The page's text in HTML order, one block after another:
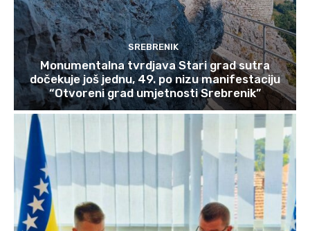
SREBRENIK
Monumentalna tvrdjava Stari grad sutra
dočekuje još jednu, 49. po nizu manifestaciju
“Otvoreni grad umjetnosti Srebrenik”